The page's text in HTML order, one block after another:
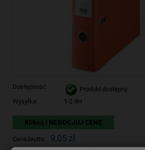
Dostępność:
Produkt dostępny
Wysyłka:
1-2 dni
Kliknij i NEGOCJUJ CENĘ
Cena brutto: 9,05 zł